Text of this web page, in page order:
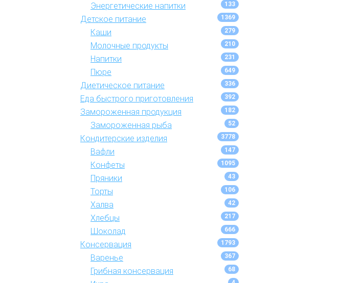
Энергетические напитки 133
Детское питание 1369
Каши 279
Молочные продукты 210
Напитки 231
Пюре 649
Диетическое питание 336
Еда быстрого приготовления 392
Замороженная продукция 182
Замороженная рыба 52
Кондитерские изделия 3778
Вафли 147
Конфеты 1095
Пряники 43
Торты 106
Халва 42
Хлебцы 217
Шоколад 666
Консервация 1793
Варенье 367
Грибная консервация 68